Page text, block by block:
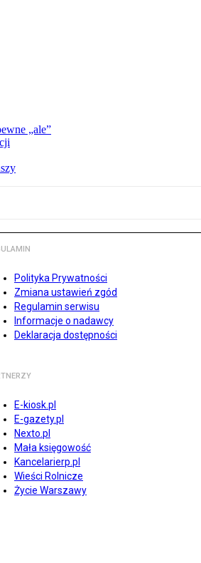
„ale”
Polityka Prywatności
Zmiana ustawień zgód
Regulamin serwisu
Informacje o nadawcy
Deklaracja dostępności
E-kiosk.pl
E-gazety.pl
Nexto.pl
Mała księgowość
Kancelarierp.pl
Wieści Rolnicze
Życie Warszawy